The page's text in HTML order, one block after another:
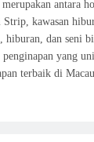
antara
kawasan
hiburan, dan seni
penginapan yang
terbaik di